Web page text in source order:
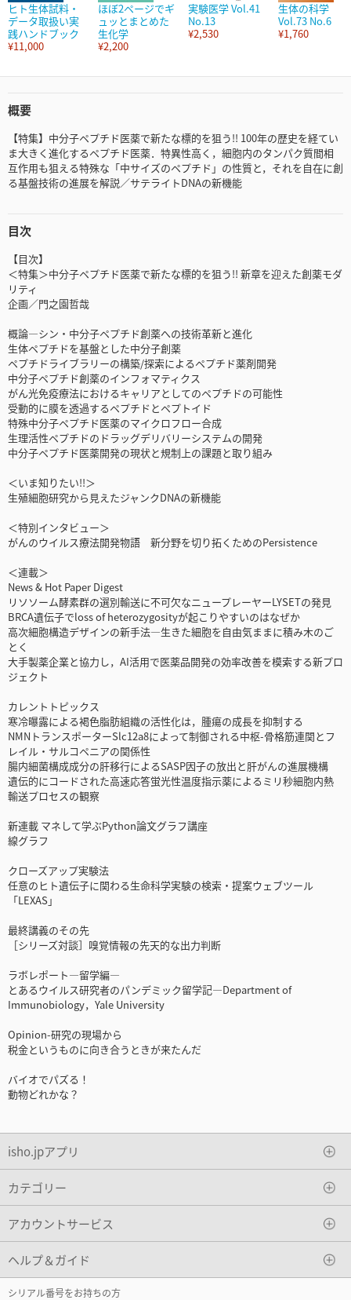
ヒト生体試料・
データ取扱い実
践ハンドブック
¥11,000
ほぼ2ページでギ
ュッとまとめた
生化学
¥2,200
実験医学 Vol.41
No.13
¥2,530
生体の科学
Vol.73 No.6
¥1,760
概要
【特集】中分子ペプチド医薬で新たな標的を狙う!! 100年の歴史を経てい
ま大きく進化するペプチド医薬．特異性高く，細胞内のタンパク質間相
互作用も狙える特殊な「中サイズのペプチド」の性質と，それを自在に創
る基盤技術の進展を解説／サテライトDNAの新機能
目次
【目次】
＜特集＞中分子ペプチド医薬で新たな標的を狙う!! 新章を迎えた創薬モダ
リティ
企画／門之園哲哉
概論―シン・中分子ペプチド創薬への技術革新と進化
生体ペプチドを基盤とした中分子創薬
ペプチドライブラリーの構築/探索によるペプチド薬剤開発
中分子ペプチド創薬のインフォマティクス
がん光免疫療法におけるキャリアとしてのペプチドの可能性
受動的に膜を透過するペプチドとペプトイド
特殊中分子ペプチド医薬のマイクロフロー合成
生理活性ペプチドのドラッグデリバリーシステムの開発
中分子ペプチド医薬開発の現状と規制上の課題と取り組み
＜いま知りたい!!＞
生殖細胞研究から見えたジャンクDNAの新機能
＜特別インタビュー＞
がんのウイルス療法開発物語 新分野を切り拓くためのPersistence
＜連載＞
News & Hot Paper Digest
リソソーム酵素群の選別輸送に不可欠なニュープレーヤーLYSETの発見
BRCA遺伝子でloss of heterozygosityが起こりやすいのはなぜか
高次細胞構造デザインの新手法―生きた細胞を自由気ままに積み木のご
とく
大手製薬企業と協力し，AI活用で医薬品開発の効率改善を模索する新プロ
ジェクト
カレントトピックス
寒冷曝露による褐色脂肪組織の活性化は，腫瘍の成長を抑制する
NMNトランスポーターSlc12a8によって制御される中枢-骨格筋連関とフ
レイル・サルコペニアの関係性
腸内細菌構成成分の肝移行によるSASP因子の放出と肝がんの進展機構
遺伝的にコードされた高速応答蛍光性温度指示薬によるミリ秒細胞内熱
輸送プロセスの観察
新連載 マネして学ぶPython論文グラフ講座
線グラフ
クローズアップ実験法
任意のヒト遺伝子に関わる生命科学実験の検索・提案ウェブツール
「LEXAS」
最終講義のその先
［シリーズ対談］嗅覚情報の先天的な出力判断
ラボレポート―留学編―
とあるウイルス研究者のパンデミック留学記―Department of
Immunobiology，Yale University
Opinion-研究の現場から
税金というものに向き合うときが来たんだ
バイオでパズる！
動物どれかな？
isho.jpアプリ
カテゴリー
アカウントサービス
ヘルプ＆ガイド
シリアル番号をお持ちの方